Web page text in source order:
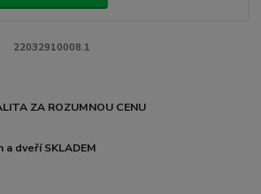
22032910008.1
ZA ROZUMNOU CENU
a dveří SKLADEM